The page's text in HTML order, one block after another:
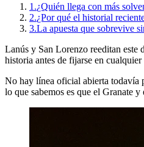
1.¿Quién llega con más
2.¿Por qué el historial
3.La apuesta que sobrevive
Lanús y San Lorenzo reeditan este
historia antes de fijarse en cualquier
No hay línea oficial abierta todavía
lo que sabemos es que el Granate